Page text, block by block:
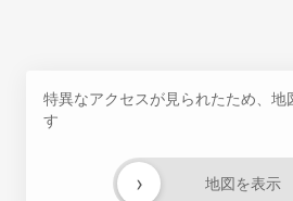
特異なアクセスが見られたため、地
す
地図を表示
›